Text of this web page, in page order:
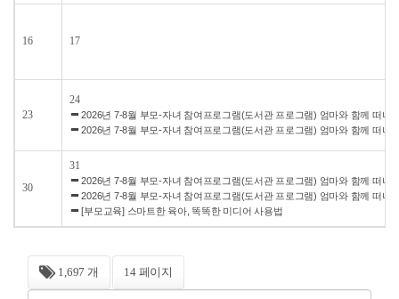
16 17
23
24
2026년 7-8월 부모-자녀 참여프로그램(도서관 프로그램) 엄마와 함께 떠나
2026년 7-8월 부모-자녀 참여프로그램(도서관 프로그램) 엄마와 함께 떠나
30
31
2026년 7-8월 부모-자녀 참여프로그램(도서관 프로그램) 엄마와 함께 떠나
2026년 7-8월 부모-자녀 참여프로그램(도서관 프로그램) 엄마와 함께 떠나
[부모교육] 스마트한 육아, 똑똑한 미디어 사용법
1,697 개 14 페이지